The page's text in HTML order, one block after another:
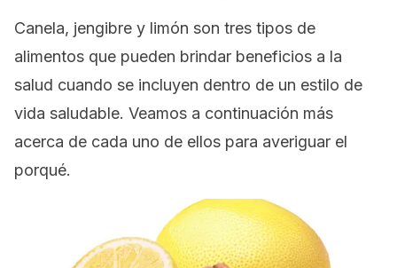
Canela, jengibre y limón son tres tipos de
alimentos que pueden brindar beneficios a la
salud cuando se incluyen dentro de un estilo de
vida saludable. Veamos a continuación más
acerca de cada uno de ellos para averiguar el
porqué.